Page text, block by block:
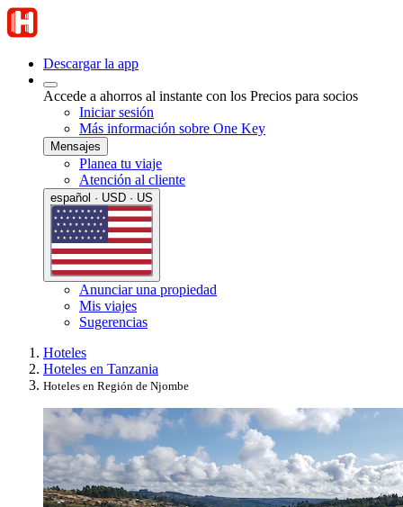
Descargar la app
Accede a ahorros al instante con los Precios para socios
Iniciar sesión
Más información sobre One Key
Mensajes
Planea tu viaje
Atención al cliente
español · USD · US
Anunciar una propiedad
Mis viajes
Sugerencias
Hoteles
Hoteles en Tanzania
Hoteles en Región de Njombe